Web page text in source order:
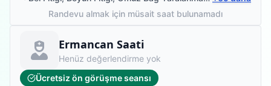
Randevu almak için müsait saat bulunamadı
Ermancan Saati
Fizyoterapist
Henüz değerlendirme yok
Ücretsiz ön görüşme seansı